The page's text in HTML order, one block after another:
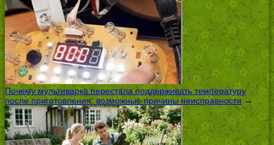
Почему мультиварка перестала поддерживать температуру
после приготовления: возможные причины неисправности →